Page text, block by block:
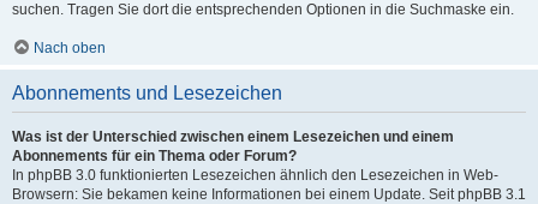
suchen. Tragen Sie dort die entsprechenden Optionen in die Suchmaske ein.
Nach oben
Abonnements und Lesezeichen
Was ist der Unterschied zwischen einem Lesezeichen und einem
Abonnements für ein Thema oder Forum?
In phpBB 3.0 funktionierten Lesezeichen ähnlich den Lesezeichen in Web-
Browsern: Sie bekamen keine Informationen bei einem Update. Seit phpBB 3.1